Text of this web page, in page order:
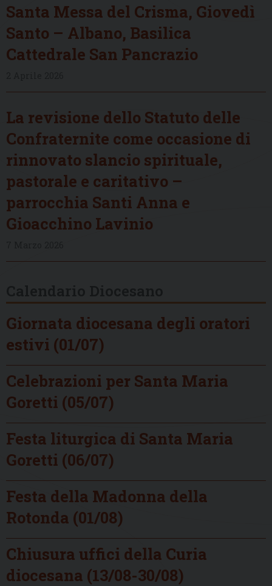
Santa Messa del Crisma, Giovedì
Santo – Albano, Basilica
Cattedrale San Pancrazio
La revisione dello Statuto delle
Confraternite come occasione di
rinnovato slancio spirituale,
pastorale e caritativo –
parrocchia Santi Anna e
Gioacchino Lavinio
Giornata diocesana degli oratori
estivi (01/07)
Celebrazioni per Santa Maria
Goretti (05/07)
Festa liturgica di Santa Maria
Goretti (06/07)
Festa della Madonna della
Rotonda (01/08)
Chiusura uffici della Curia
diocesana (13/08-30/08)